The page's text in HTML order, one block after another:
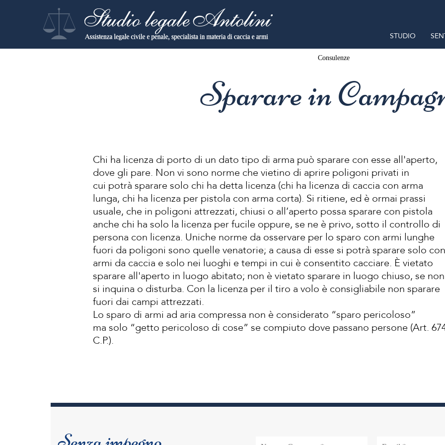
STUDIO
Consulenze
Sparare in
Chi ha licenza di porto di un dato tipo di arma può sparare con esse all'aperto,
dove gli pare. Non vi sono norme che vietino di aprire poligoni privati in
cui potrà sparare solo chi ha detta licenza (chi ha licenza di caccia con arma
lunga, chi ha licenza per pistola con arma corta). Si ritiene, ed è ormai prassi
usuale, che in poligoni attrezzati, chiusi o all’aperto possa sparare con pistola
anche chi ha solo la licenza per fucile oppure, se ne è privo, sotto il controllo di
persona con licenza. Uniche norme da osservare per lo sparo con armi lunghe
fuori da poligoni sono quelle venatorie; a causa di esse si potrà sparare solo con
armi da caccia e solo nei luoghi e tempi in cui è consentito cacciare. È vietato
sparare all'aperto in luogo abitato; non è vietato sparare in luogo chiuso, se non
si inquina o disturba. Con la licenza per il tiro a volo è consigliabile non sparare
fuori dai campi attrezzati.
Lo sparo di armi ad aria compressa non è considerato “sparo pericoloso”
ma solo “getto pericoloso di cose” se compiuto dove passano persone (Art.
C.P.).